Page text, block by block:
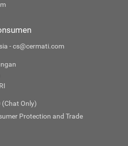
- cs@cermati.com
Only)
Protection and Trade